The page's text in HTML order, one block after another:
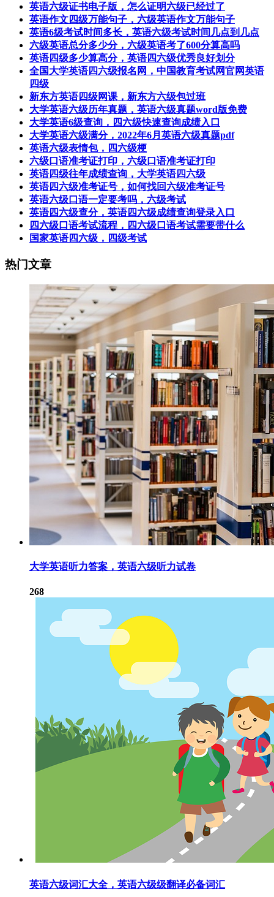
英语六级证书电子版，怎么证明六级已经过了
英语作文四级万能句子，六级英语作文万能句子
英语6级考试时间多长，英语六级考试时间几点到几点
六级英语总分多少分，六级英语考了600分算高吗
英语四级多少算高分，英语四六级优秀良好划分
全国大学英语四六级报名网，中国教育考试网官网英语
四级
新东方英语四级网课，新东方六级包过班
大学英语六级历年真题，英语六级真题word版免费
大学英语6级查询，四六级快速查询成绩入口
大学英语六级满分，2022年6月英语六级真题pdf
英语六级表情包，四六级梗
六级口语准考证打印，六级口语准考证打印
英语四级往年成绩查询，大学英语四六级
英语四六级准考证号，如何找回六级准考证号
英语六级口语一定要考吗，六级考试
英语四六级查分，英语四六级成绩查询登录入口
四六级口语考试流程，四六级口语考试需要带什么
国家英语四六级，四级考试
热门文章
大学英语听力答案，英语六级听力试卷
268
英语六级词汇大全，英语六级级翻译必备词汇